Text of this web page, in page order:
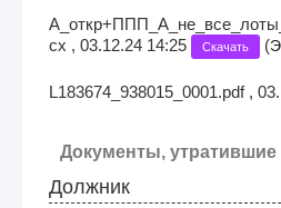
cx , 03.12.24 14:25
Скачать (
L183674_938015_0001.pdf ,
Документы, утратившие
Должник